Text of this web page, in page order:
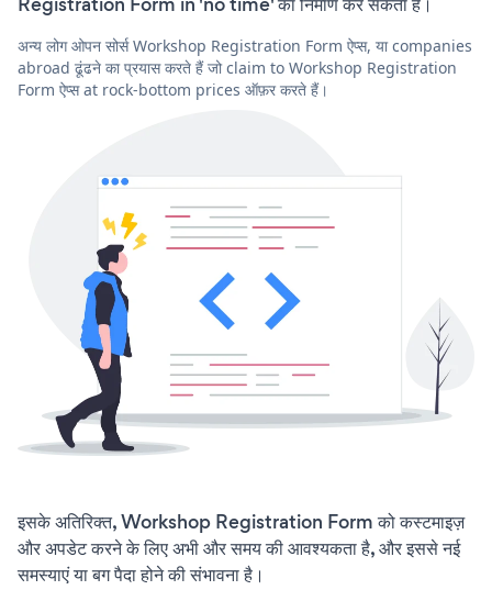
अन्य लोग ओपन सोर्स Workshop Registration Form ऐप्स, या companies
abroad ढूंढने का प्रयास करते हैं जो claim to Workshop Registration
Form ऐप्स at rock-bottom prices ऑफ़र करते हैं।
इसके अतिरिक्त, Workshop Registration Form को कस्टमाइज़
और अपडेट करने के लिए अभी और समय की आवश्यकता है, और इससे नई
समस्याएं या बग पैदा होने की संभावना है।